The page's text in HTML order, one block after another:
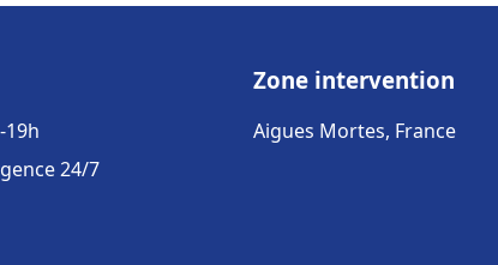
19h
24/7
Zone intervention
Aigues Mortes, France